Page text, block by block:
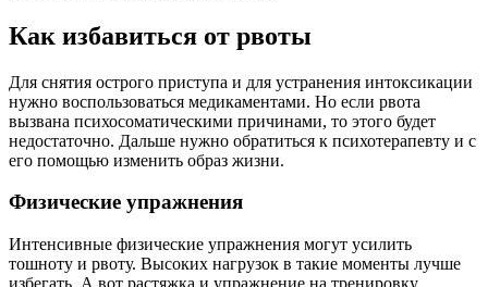
Как избавиться от рвоты
Для снятия острого приступа и для устранения интоксикации
нужно воспользоваться медикаментами. Но если рвота
вызвана психосоматическими причинами, то этого будет
недостаточно. Дальше нужно обратиться к психотерапевту и с
его помощью изменить образ жизни.
Физические упражнения
Интенсивные физические упражнения могут усилить
тошноту и рвоту. Высоких нагрузок в такие моменты лучше